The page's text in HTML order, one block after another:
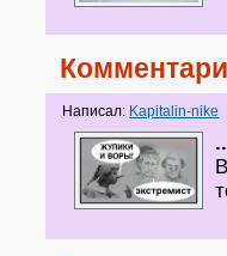
Написал: Kapitalin-nike